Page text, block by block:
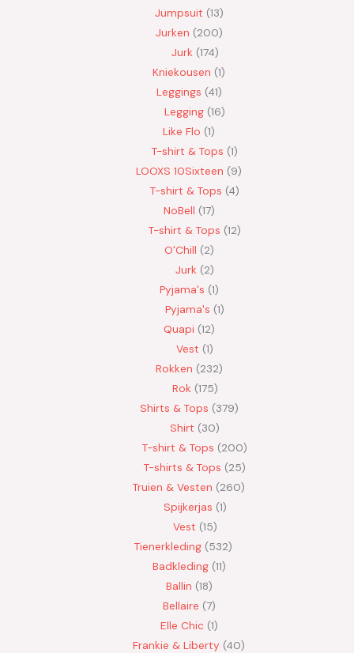
Jumpsuit 13
Jurken 200
Jurk 174
Kniekousen 1
Leggings 41
Legging 16
Like Flo 1
T-shirt & Tops 1
LOOXS 10Sixteen
9
T-shirt & Tops 4
NoBell 17
T-shirt & Tops 12
O'Chill 2
Jurk 2
Pyjama's 1
Pyjama's 1
Quapi 12
Vest 1
Rokken 232
Rok 175
Shirts & Tops 379
Shirt
30
T-shirt & Tops
200
T-shirts & Tops
25
Truien & Vesten
260
Spijkerjas 1
Vest 15
Tienerkleding 532
Badkleding 11
Ballin 18
Bellaire 7
Elle Chic 1
Frankie & Liberty 40